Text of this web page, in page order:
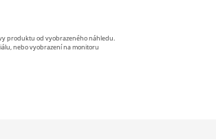
produktu od vyobrazeného náhledu.
nebo vyobrazení na monitoru